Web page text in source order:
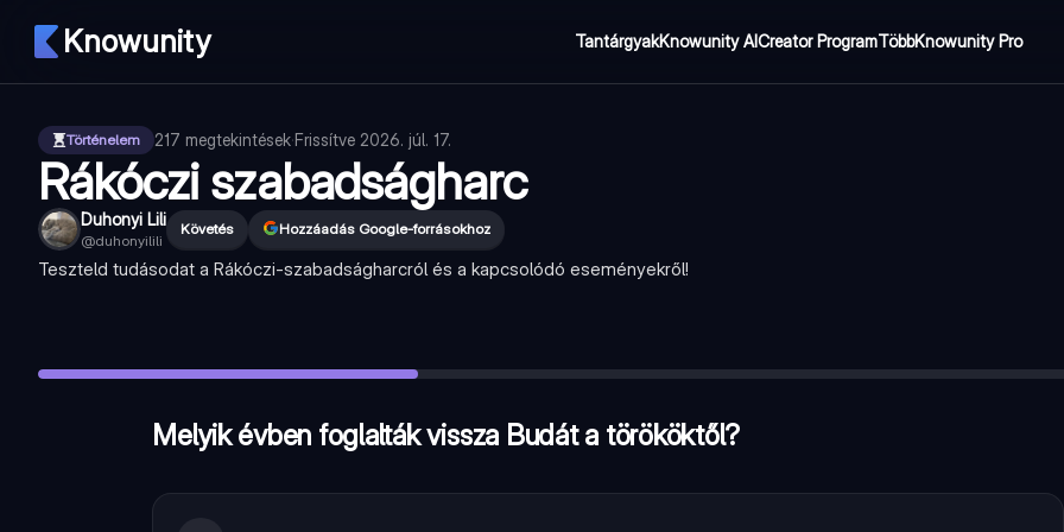
Knowunity TantárgyakKnowunity AICreator ProgramTöbbKnowunity Pro
Történelem 217 megtekintések·Frissítve 2026. júl. 17.
Rákóczi szabadságharc
Duhonyi Lili
@duhonyilili
Követés Hozzáadás Google-forrásokhoz
Teszteld tudásodat a Rákóczi-szabadságharcról és a kapcsolódó eseményekről!
Melyik évben foglalták vissza Budát a törököktől?
Hány év telt el Buda visszafoglalása és a török kiűzését megerősítő béke között?—13 év